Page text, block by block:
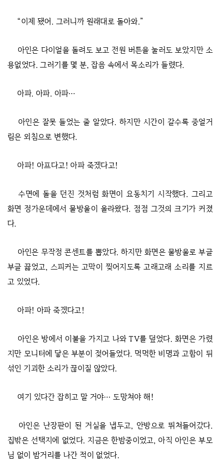
“이제 됐어. 그러니까 원래대로 돌아와.”
아인은 다이얼을 돌려도 보고 전원 버튼을 눌러도 보았지만 소
용없었다. 그러기를 몇 분, 잡음 속에서 목소리가 들렸다.
아파. 아파. 아파…
아인은 잘못 들었는 줄 알았다. 하지만 시간이 갈수록 중얼거
림은 외침으로 변했다.
아파! 아프다고! 아파 죽겠다고!
수면에 돌을 던진 것처럼 화면이 요동치기 시작했다. 그리고
화면 정가운데에서 물방울이 올라왔다. 점점 그것의 크기가 커졌
다.
아인은 무작정 콘센트를 뽑았다. 하지만 화면은 물방울로 부글
부글 끓었고, 스피커는 고막이 찢어지도록 고래고래 소리를 지르
고 있었다.
아파! 아파 죽겠다고!
아인은 방에서 이불을 가지고 나와 TV를 덮었다. 화면은 가렸
지만 모니터에 닿은 부분이 젖어들었다. 먹먹한 비명과 고함이 뒤
섞인 기괴한 소리가 끊이질 않았다.
여기 있다간 잡히고 말 거야… 도망쳐야 해!
아인은 난장판이 된 거실을 냅두고, 안방으로 뛰쳐들어갔다.
집밖은 선택지에 없었다. 지금은 한밤중이었고, 아직 아인은 부모
님 없이 밤거리를 나간 적이 없었다.